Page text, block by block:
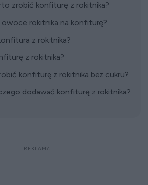
zrobić konfiturę z rokitnika?
owoce rokitnika na konfiturę?
z rokitnika?
z rokitnika?
konfiturę z rokitnika bez cukru?
dodawać konfiturę z rokitnika?